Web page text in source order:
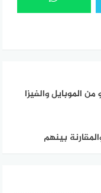
الموبايل والفيزا
بينهم